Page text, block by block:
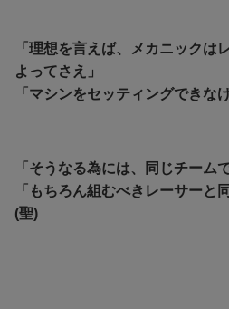
「理想を言えば、メカニックは
よってさえ」
「マシンをセッティングできな
「そうなる為には、同じチーム
「もちろん組むべきレーサーと
(聖)